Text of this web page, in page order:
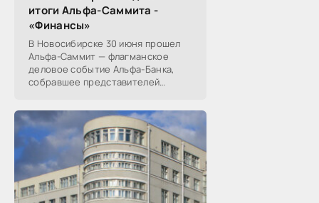
итоги Альфа-Саммита -
«Финансы»
В Новосибирске 30 июня прошел
Альфа-Саммит — флагманское
деловое событие Альфа-Банка,
собравшее представителей
реального, технологического,
финансового и других